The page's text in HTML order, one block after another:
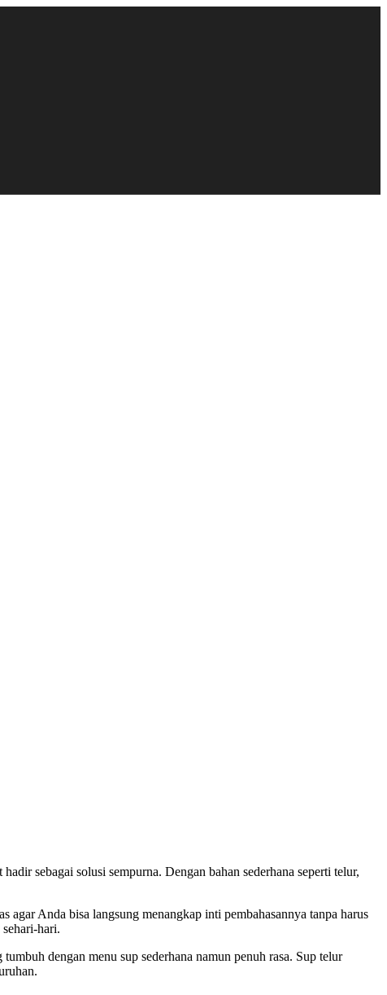
hadir sebagai solusi sempurna. Dengan bahan sederhana seperti telur,
agar Anda bisa langsung menangkap inti pembahasannya tanpa harus
hari.
dengan menu sup sederhana namun penuh rasa. Sup telur